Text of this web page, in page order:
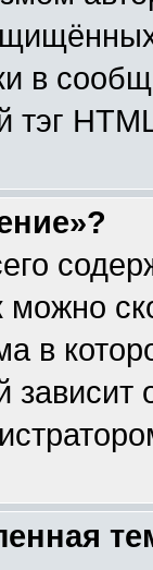
в
тэг
в
зависит